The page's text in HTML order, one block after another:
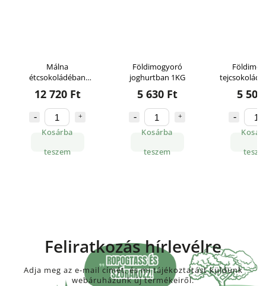
Földimogyoró
joghurtban 1KG
5 630 Ft
Kosárba
teszem
Földimogyoró
tejcsokoládéban 1KG
5 500 Ft
Kosárba
teszem
1
Feliratkozás hírlevélre
Adja meg az e-mail címét, és mi tájékoztatást küldünk
webáruházunk új termékeiről.